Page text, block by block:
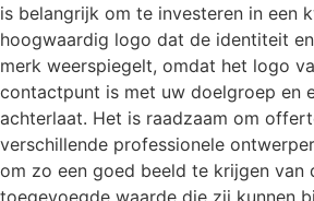
is belangrijk om te investeren in een
hoogwaardig logo dat de identiteit
merk weerspiegelt, omdat het logo
contactpunt is met uw doelgroep en
achterlaat. Het is raadzaam om
verschillende professionele
om zo een goed beeld te krijgen van